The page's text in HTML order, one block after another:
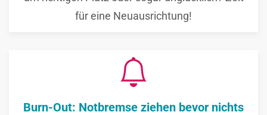
für eine Neuausrichtung!
Burn-Out: Notbremse ziehen bevor nichts